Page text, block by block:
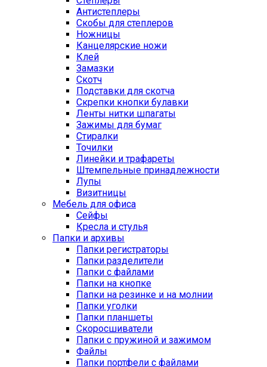
Антистеплеры
Скобы для степлеров
Ножницы
Канцелярские ножи
Клей
Замазки
Скотч
Подставки для скотча
Скрепки кнопки булавки
Ленты нитки шпагаты
Зажимы для бумаг
Стиралки
Точилки
Линейки и трафареты
Штемпельные принадлежности
Лупы
Визитницы
Мебель для офиса
Сейфы
Кресла и стулья
Папки и архивы
Папки регистраторы
Папки разделители
Папки с файлами
Папки на кнопке
Папки на резинке и на молнии
Папки уголки
Папки планшеты
Скоросшиватели
Папки с пружиной и зажимом
Файлы
Папки портфели с файлами